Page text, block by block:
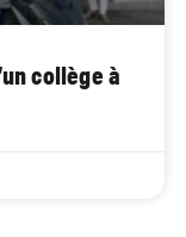
collège à